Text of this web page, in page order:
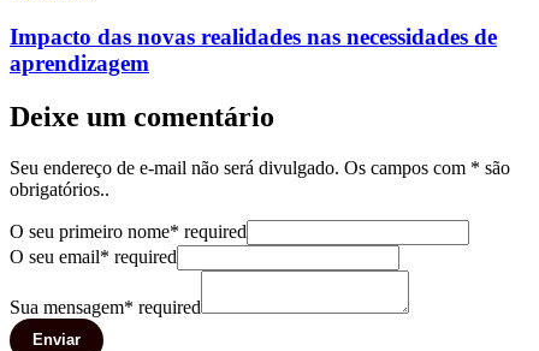
Impacto das novas realidades nas necessidades de
aprendizagem
Deixe um comentário
Seu endereço de e-mail não será divulgado. Os campos com * são
obrigatórios..
O seu primeiro nome* required
O seu email* required
Sua mensagem* required
Enviar